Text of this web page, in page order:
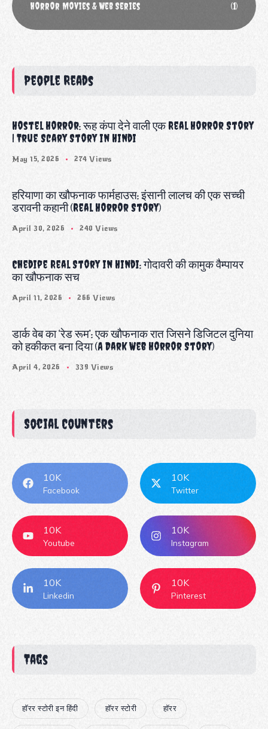
Horror Movies & Web Series (1)
People Reads
Hostel Horror: रूह कंपा देने वाली एक Real Horror Story
| True Scary Story in Hindi
May 15, 2026 274 Views
हरियाणा का खौफनाक फार्महाउस: इंसानी लालच की एक सच्ची
डरावनी कहानी (Real Horror Story)
April 30, 2026 240 Views
Chedipe Real Story in Hindi: गोदावरी की कामुक वैम्पायर
का खौफनाक सच
April 11, 2026 266 Views
डार्क वेब का ‘रेड रूम’: एक खौफनाक रात जिसने डिजिटल दुनिया
को हकीकत बना दिया (A Dark Web Horror Story)
April 4, 2026 339 Views
Social Counters
10K
Facebook
10K
Twitter
10K
Youtube
10K
Instagram
10K
Linkedin
10K
Pinterest
Tags
हॉरर स्टोरी इन हिंदी हॉरर स्टोरी हॉरर